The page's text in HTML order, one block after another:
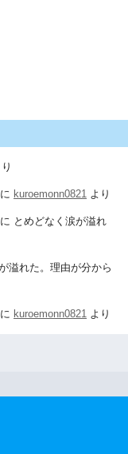
に kuroemonn0821 より
に とめどなく涙が溢れ
溢れた。理由が分から
に kuroemonn0821 より